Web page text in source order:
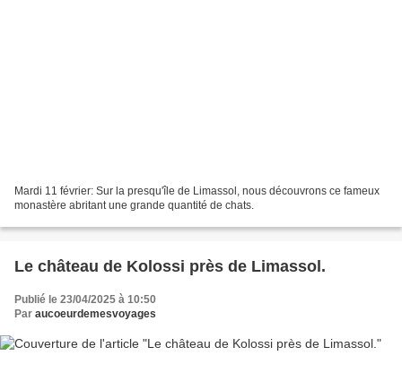
Mardi 11 février: Sur la presqu'île de Limassol, nous découvrons ce fameux
monastère abritant une grande quantité de chats.
Le château de Kolossi près de Limassol.
Publié le 23/04/2025 à 10:50
Par aucoeurdemesvoyages